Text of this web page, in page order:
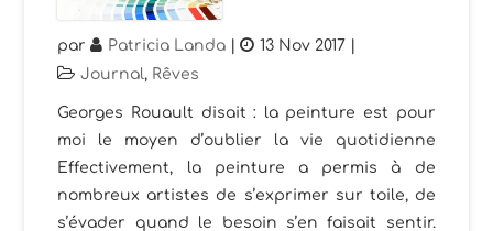
par Patricia Landa | 13 Nov 2017
Journal, Rêves
Georges Rouault disait : la peinture est pour
moi le moyen d’oublier la vie quotidienne
Effectivement, la peinture a permis à de
nombreux artistes de s’exprimer sur toile, de
s’évader quand le besoin s’en faisait sentir.